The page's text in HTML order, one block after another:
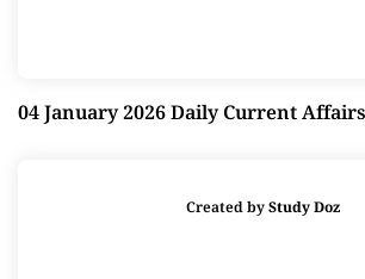
04 January 2026 Daily Current
Created byStudy Doz